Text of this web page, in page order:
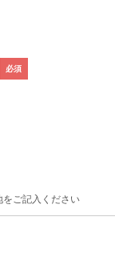
をご記入ください